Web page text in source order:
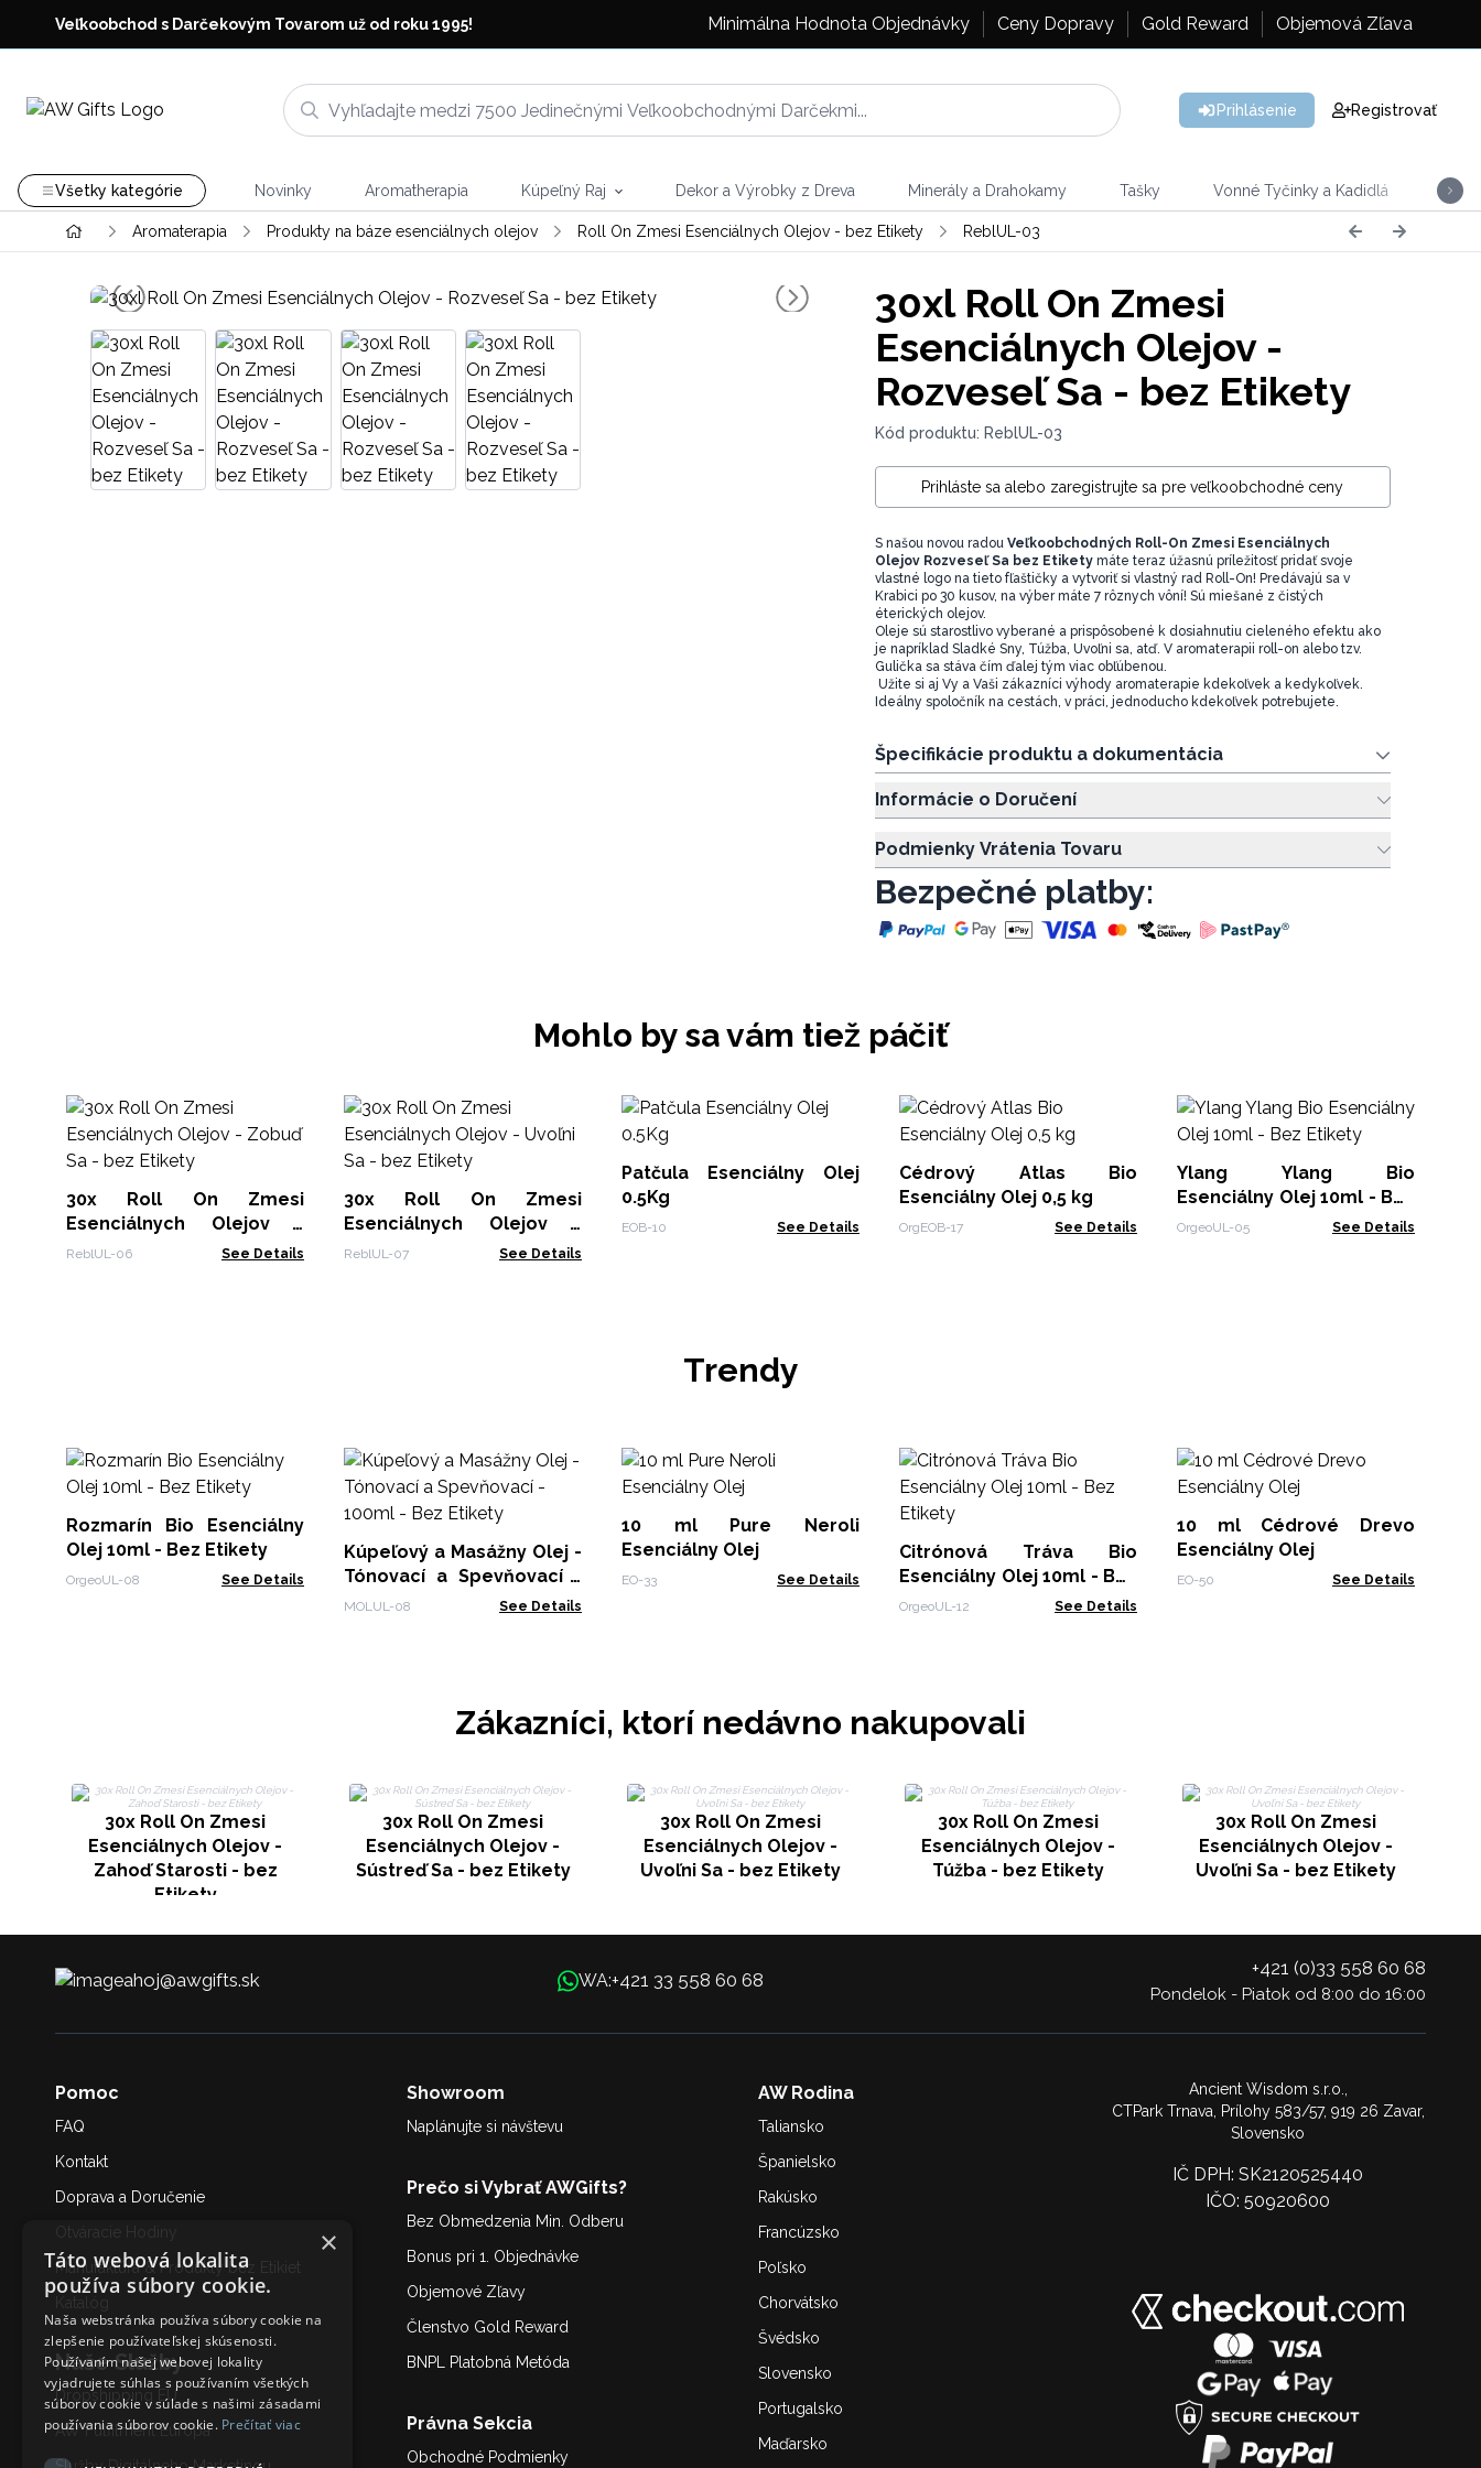
Veľkoobchod s Darčekovým Tovarom už od roku 1995! Minimálna Hodnota Objednávky Ceny Dopravy Gold Reward Objemová Zľava
Prihlásenie Registrovať
Všetky kategórie Novinky Aromatherapia Kúpeľný Raj Dekor a Výrobky z Dreva Minerály a Drahokamy Tašky Vonné Tyčinky a Kadidlá
Aromaterapia Produkty na báze esenciálnych olejov Roll On Zmesi Esenciálnych Olejov - bez Etikety ReblUL-03
30xl Roll On Zmesi
Esenciálnych Olejov -
Rozveseľ Sa - bez Etikety
Kód produktu: ReblUL-03
Prihláste sa alebo zaregistrujte sa pre veľkoobchodné ceny
S našou novou radou Veľkoobchodných Roll-On Zmesi Esenciálnych
Olejov Rozveseľ Sa bez Etiketymáte teraz úžasnú príležitosť pridať svoje
vlastné logo na tieto fľaštičky a vytvoriť si vlastný rad Roll-On! Predávajú sa v
Krabici po 30 kusov, na výber máte 7 rôznych vôní! Sú miešané z čistých
éterických olejov.
Oleje sú starostlivo vyberané a prispôsobené k dosiahnutiu cieleného efektu ako
je napríklad Sladké Sny, Túžba, Uvoľni sa, atď. V aromaterapii roll-on alebo tzv.
Gulička sa stáva čím ďalej tým viac obľúbenou.
Užite si aj Vy a Vaši zákazníci výhody aromaterapie kdekoľvek a kedykoľvek.
Ideálny spoločník na cestách, v práci, jednoducho kdekoľvek potrebujete.
Špecifikácie produktu a dokumentácia
Informácie o Doručení
Podmienky Vrátenia Tovaru
Bezpečné platby:
Mohlo by sa vám tiež páčiť
30x Roll On Zmesi
Esenciálnych Olejov -
Zobuď Sa - bez Etikety
ReblUL-06 See Details
30x Roll On Zmesi
Esenciálnych Olejov -
Uvoľni Sa - bez Etikety
ReblUL-07 See Details
Patčula Esenciálny Olej
0.5Kg
EOB-10 See Details
Cédrový Atlas Bio
Esenciálny Olej 0,5 kg
OrgEOB-17 See Details
Ylang Ylang Bio
Esenciálny Olej 10ml - Bez
Etikety
OrgeoUL-05 See Details
Trendy
Rozmarín Bio Esenciálny
Olej 10ml - Bez Etikety
OrgeoUL-08 See Details
Kúpeľový a Masážny Olej -
Tónovací a Spevňovací -
100ml - Bez Etikety
MOLUL-08 See Details
10 ml Pure Neroli
Esenciálny Olej
EO-33 See Details
Citrónová Tráva Bio
Esenciálny Olej 10ml - Bez
Etikety
OrgeoUL-12 See Details
10 ml Cédrové Drevo
Esenciálny Olej
EO-50 See Details
Zákazníci, ktorí nedávno nakupovali
30x Roll On Zmesi
Esenciálnych Olejov -
Zahoď Starosti - bez
Etikety
30x Roll On Zmesi
Esenciálnych Olejov -
Sústreď Sa - bez Etikety
30x Roll On Zmesi
Esenciálnych Olejov -
Uvoľni Sa - bez Etikety
30x Roll On Zmesi
Esenciálnych Olejov -
Túžba - bez Etikety
30x Roll On Zmesi
Esenciálnych Olejov -
Uvoľni Sa - bez Etikety
ahoj@awgifts.sk WA:+421 33 558 60 68
+421 (0)33 558 60 68
Pondelok - Piatok od 8:00 do 16:00
Pomoc
FAQ
Kontakt
Doprava a Doručenie
Manufaktúra & Produkty bez Etikiet
Naše Služby
Dropshipping EU
AW Fulfilment Európa
Showroom
Naplánujte si návštevu
Prečo si Vybrať AWGifts?
Bez Obmedzenia Min. Odberu
Bonus pri 1. Objednávke
Objemové Zľavy
Členstvo Gold Reward
BNPL Platobná Metóda
Právna Sekcia
Obchodné Podmienky
AW Rodina
Taliansko
Španielsko
Rakúsko
Francúzsko
Poľsko
Chorvátsko
Švédsko
Slovensko
Portugalsko
Maďarsko
Ancient Wisdom s.r.o.,
CTPark Trnava, Prílohy 583/57, 919 26 Zavar,
Slovensko
IČ DPH: SK2120525440
IČO: 50920600
×
Táto webová lokalita
používa súbory cookie.
Naša webstránka používa súbory cookie na
zlepšenie používateľskej skúsenosti.
Používaním našej webovej lokality
vyjadrujete súhlas s používaním všetkých
súborov cookie v súlade s našimi zásadami
používania súborov cookie. Prečítať viac